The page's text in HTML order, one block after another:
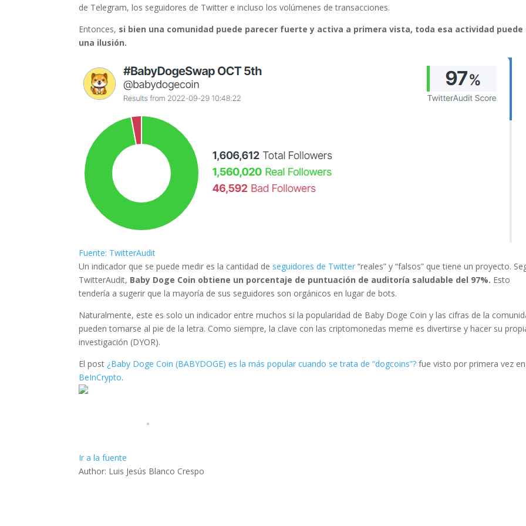
de Telegram, los seguidores de Twitter e incluso los volúmenes de transacciones.
Entonces, si bien una comunidad puede parecer fuerte y activa a primera vista, toda esa actividad puede
una ilusión.
Fuente: TwitterAudit
Un indicador que se puede medir es la cantidad de seguidores de Twitter “reales” y “falsos” que tiene un proyecto.
TwitterAudit, Baby Doge Coin obtiene un porcentaje de puntuación de auditoría saludable del 97%. Esto
tendería a sugerir que la mayoría de sus seguidores son orgánicos en lugar de bots.
Naturalmente, este es solo un indicador entre muchos si la popularidad de Baby Doge Coin y las cifras de la
pueden tomarse al pie de la letra. Como siempre, la clave con las criptomonedas meme es divertirse y hacer su
investigación (DYOR).
El post ¿Baby Doge Coin (BABYDOGE) es la más popular cuando se trata de “dogcoins”? fue visto por primera vez en
BeInCrypto.
Ir a la fuente
Author: Luis Jesús Blanco Crespo